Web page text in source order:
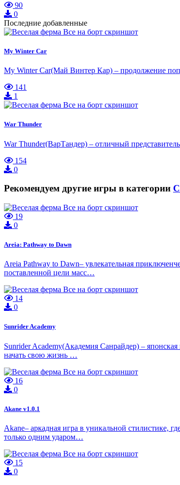
90
0
Последние добавленные
My Winter Car
My Winter Car(Май Винтер Кар) – продолжение
141
1
War Thunder
War Thunder(ВарТандер) – отличный
154
0
Рекомендуем другие игры в категории
19
0
Areia: Pathway to Dawn
Areia Pathway to Dawn– увлекательная
поставленной цели масс…
14
0
Sunrider Academy
Sunrider Academy(Академия Санрайдер) –
начать свою жизнь …
16
0
Akane v1.0.1
Akane– аркадная игра в уникальной стилистике,
только одним ударом…
15
0